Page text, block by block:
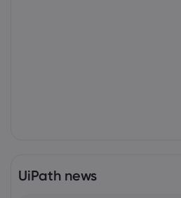
UiPath news